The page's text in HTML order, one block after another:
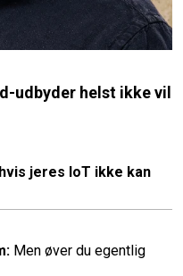
udbyder helst ikke vil
jeres IoT ikke kan
Men øver du egentlig